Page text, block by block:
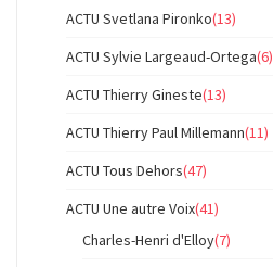
ACTU Svetlana Pironko(13)
ACTU Sylvie Largeaud-Ortega(6)
ACTU Thierry Gineste(13)
ACTU Thierry Paul Millemann(11)
ACTU Tous Dehors(47)
ACTU Une autre Voix(41)
Charles-Henri d'Elloy(7)